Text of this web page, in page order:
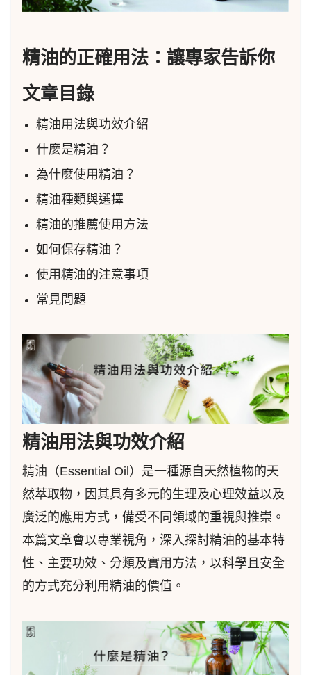
精油的正確用法：讓專家告訴你
文章目錄
精油用法與功效介紹
什麼是精油？
為什麼使用精油？
精油種類與選擇
精油的推薦使用方法
如何保存精油？
使用精油的注意事項
常見問題
精油用法與功效介紹
精油（Essential Oil）是一種源自天然植物的天
然萃取物，因其具有多元的生理及心理效益以及
廣泛的應用方式，備受不同領域的重視與推崇。
本篇文章會以專業視角，深入探討精油的基本特
性、主要功效、分類及實用方法，以科學且安全
的方式充分利用精油的價值。